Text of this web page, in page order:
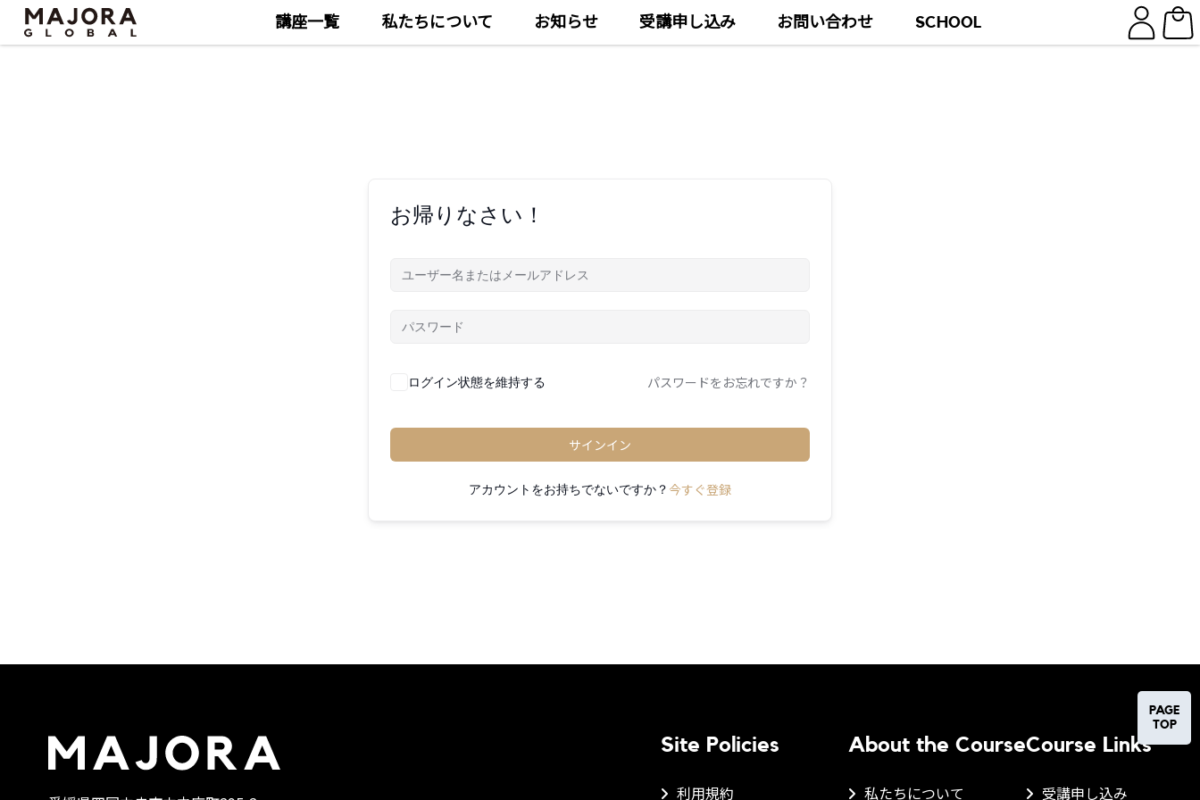
Skip
Skip
講座一覧 私たちについて お知らせ 受講申し込み お問い合わせ SCHOOL
お帰りなさい！
ログイン状態を維持する パスワードをお忘れですか？
サインイン
アカウントをお持ちでないですか？ 今すぐ登録
Site Policies
利用規約
About the Course
私たちについて
Course Links
受講申し込み
PAGE
TOP